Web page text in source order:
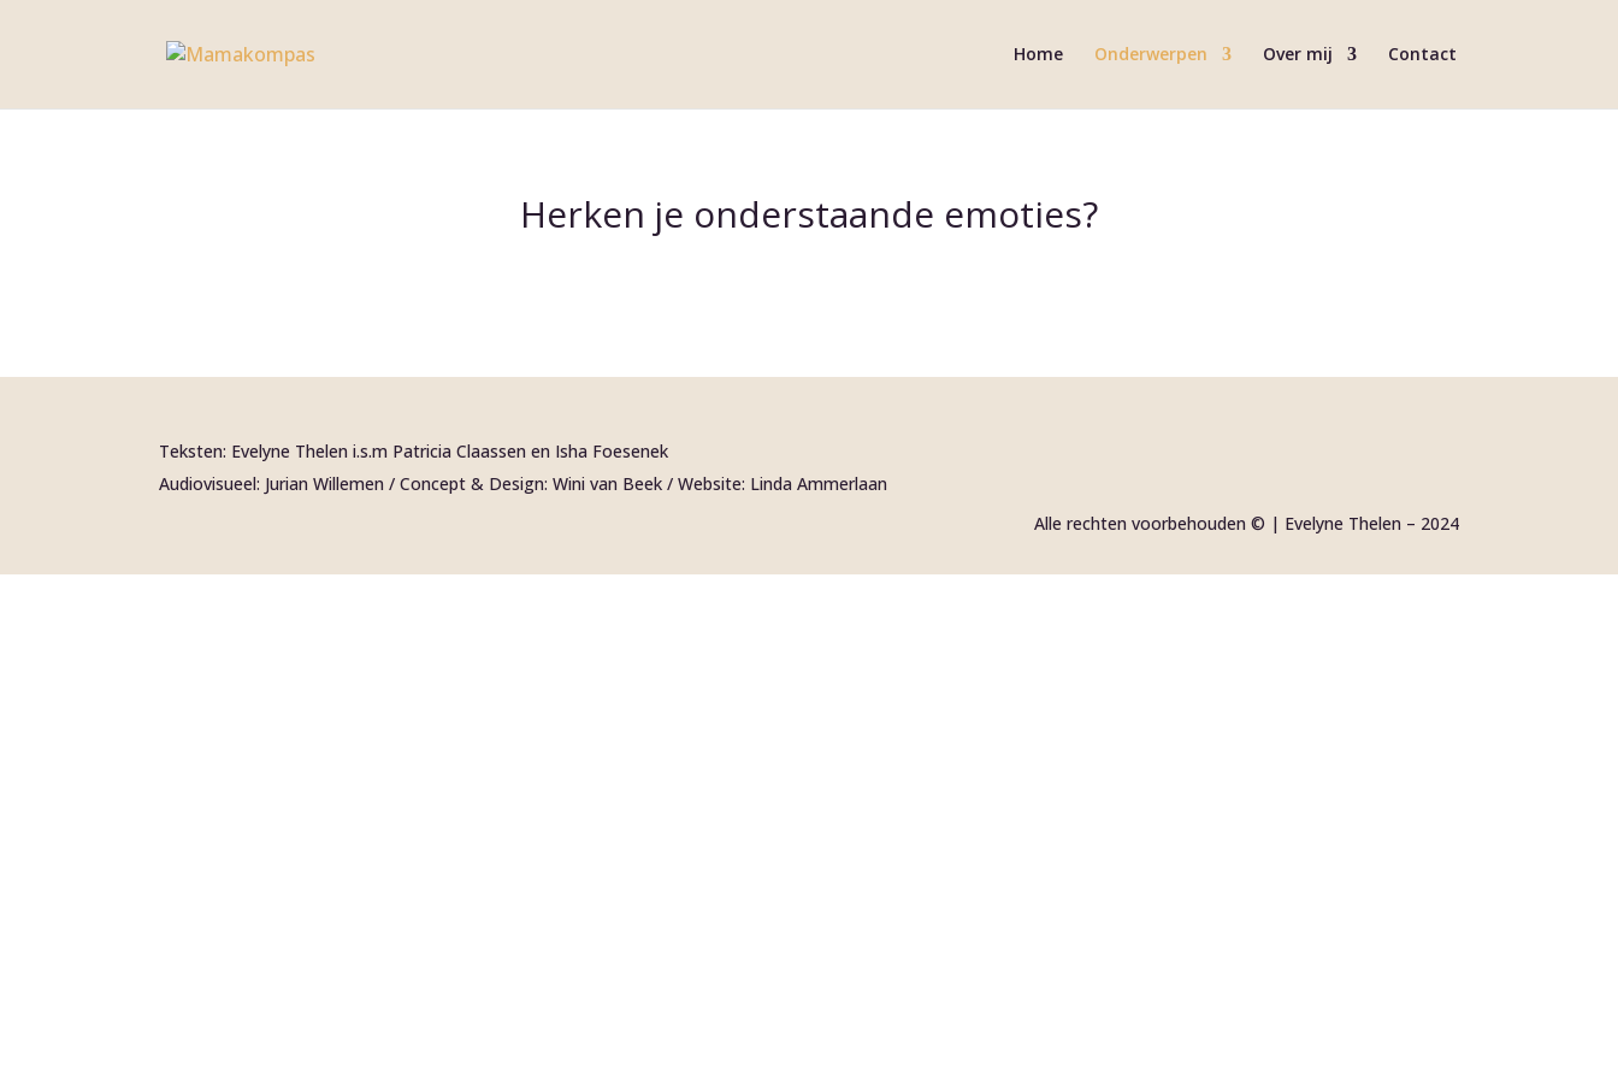
Home Onderwerpen Over mij Contact
Herken je onderstaande emoties?
Teksten: Evelyne Thelen i.s.m Patricia Claassen en Isha Foesenek
Audiovisueel: Jurian Willemen / Concept & Design: Wini van Beek / Website: Linda Ammerlaan
Alle rechten voorbehouden © | Evelyne Thelen – 2024